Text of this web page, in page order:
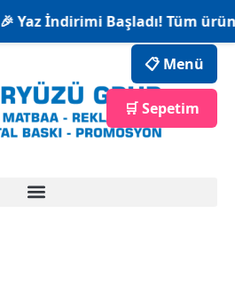
🎉 Yaz İndirimi Başladı! Tüm
📋 Menü
🛒 Sepetim